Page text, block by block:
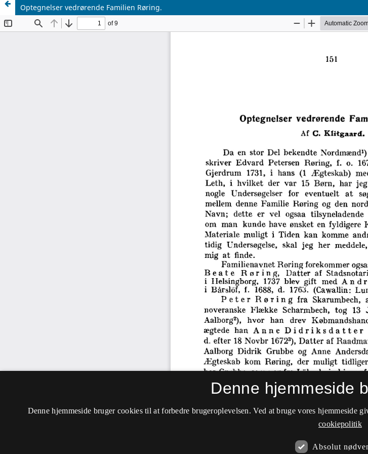
Optegnelser vedrørende Familien Røring.
Denne hjemmeside
Denne hjemmeside bruger cookies til at forbedre brugeroplevelsen. Ved at bruge vores hjemmeside
cookiepolitik
Absolut